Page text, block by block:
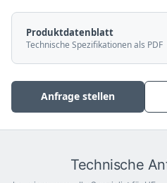
Produktdatenblatt
Technische Spezifikationen als PDF
Anfrage stellen
Technische